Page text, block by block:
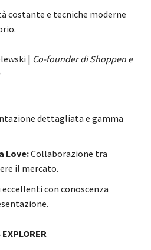
costante e tecniche moderne
| Co-founder di Shoppen e
dettagliata e gamma
Love:Collaborazione tra
il mercato.
con conoscenza